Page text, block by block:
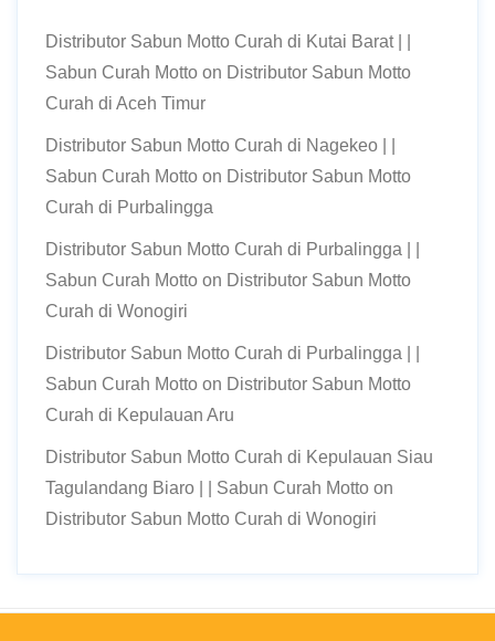
Distributor Sabun Motto Curah di Kutai Barat | |
Sabun Curah Motto on Distributor Sabun Motto
Curah di Aceh Timur
Distributor Sabun Motto Curah di Nagekeo | |
Sabun Curah Motto on Distributor Sabun Motto
Curah di Purbalingga
Distributor Sabun Motto Curah di Purbalingga | |
Sabun Curah Motto on Distributor Sabun Motto
Curah di Wonogiri
Distributor Sabun Motto Curah di Purbalingga | |
Sabun Curah Motto on Distributor Sabun Motto
Curah di Kepulauan Aru
Distributor Sabun Motto Curah di Kepulauan Siau
Tagulandang Biaro | | Sabun Curah Motto on
Distributor Sabun Motto Curah di Wonogiri